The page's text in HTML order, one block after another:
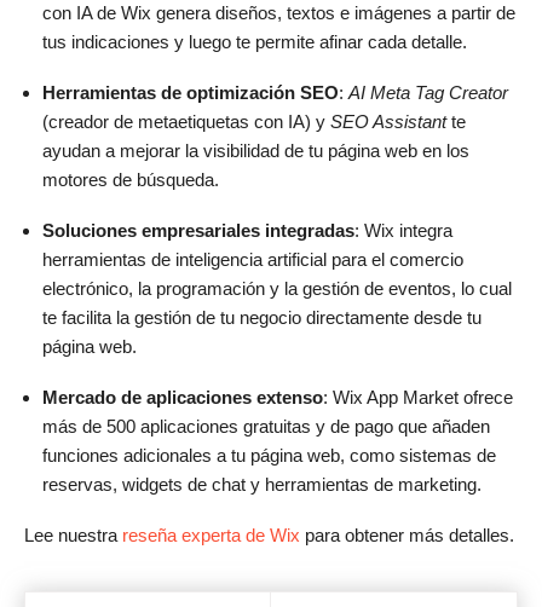
con IA de Wix genera diseños, textos e imágenes a partir de
tus indicaciones y luego te permite afinar cada detalle.
Herramientas de optimización SEO: AI Meta Tag Creator
(creador de metaetiquetas con IA) y SEO Assistantte
ayudan a mejorar la visibilidad de tu página web en los
motores de búsqueda.
Soluciones empresariales integradas: Wix integra
herramientas de inteligencia artificial para el comercio
electrónico, la programación y la gestión de eventos, lo cual
te facilita la gestión de tu negocio directamente desde tu
página web.
Mercado de aplicaciones extenso: Wix App Market ofrece
más de 500 aplicaciones gratuitas y de pago que añaden
funciones adicionales a tu página web, como sistemas de
reservas, widgets de chat y herramientas de marketing.
Lee nuestra reseña experta de Wix para obtener más detalles.